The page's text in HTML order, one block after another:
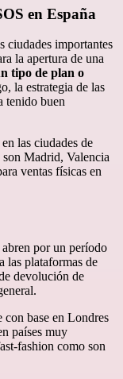
en España
ciudades importantes
la apertura de una
tipo de plan o
la estrategia de las
tenido buen
las ciudades de
Madrid, Valencia
ventas físicas en
por un período
las plataformas de
devolución de
base en Londres
países muy
fashion como son